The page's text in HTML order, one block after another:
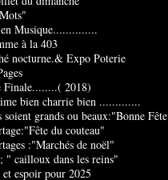
Musique..............
à la 403
nocturne.& Expo Poterie
Finale........( 2018)
bien charrie bien .............
soient grands ou beaux:"Bonne
du couteau"
:"Marchés de noël"
" cailloux dans les reins"
et espoir pour 2025